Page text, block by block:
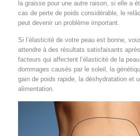
la graisse pour une autre raison, si elle a
cas de perte de poids considérable, le
peut devenir un problème important.
Si l’élasticité de votre peau est bonne,
attendre à des résultats satisfaisants
facteurs qui affectent l’élasticité de la
dommages causés par le soleil, la
gain de poids rapide, la déshydratation et
alimentation.